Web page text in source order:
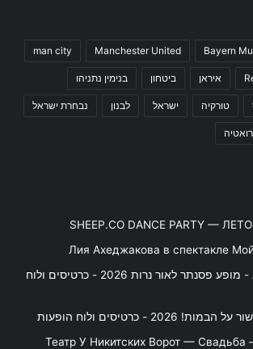
Bayern
Manchester United
man city
איראן ביטחון בנימין נתניהו
טורקיה ישראל לבנון נבחרת ישראל
SHEEP.CO DANCE PARTY —
Лия Ахеджакова в спектакле
משופן ועד AC/DC - מופע פסנתר לאור נרות 2026 - כרטיסים ולוח
- כרטיסים ולוח הופעות
"Театр У Никитских Ворот —